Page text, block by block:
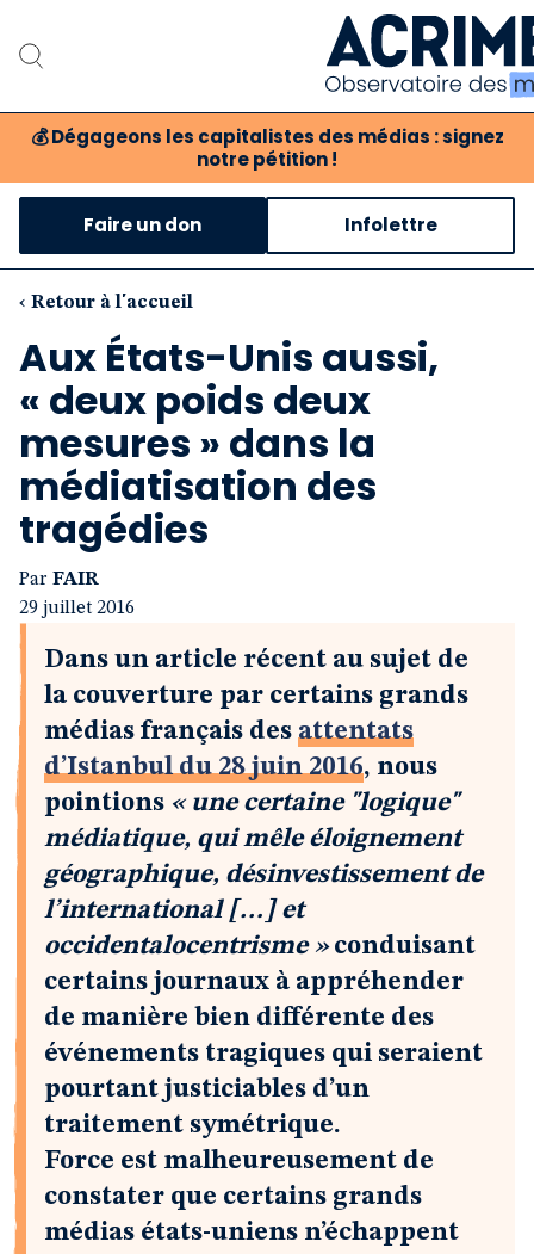
💰 Dégageons les capitalistes des médias : signez
notre pétition !
Notre critique des
Notre revue
Faire un don Infolettre
‹ Retour à l'accueil
Aux États-Unis aussi,
« deux poids deux
mesures » dans la
médiatisation des
tragédies
Par FAIR
29 juillet 2016
Dans un article récent au sujet de
la couverture par certains grands
médias français des attentats
d’Istanbul du 28 juin 2016, nous
pointions « une certaine "logique"
médiatique, qui mêle éloignement
géographique, désinvestissement de
l’international […] et
occidentalocentrisme »conduisant
certains journaux à appréhender
de manière bien différente des
événements tragiques qui seraient
pourtant justiciables d’un
traitement symétrique.
Force est malheureusement de
constater que certains grands
médias états-uniens n’échappent